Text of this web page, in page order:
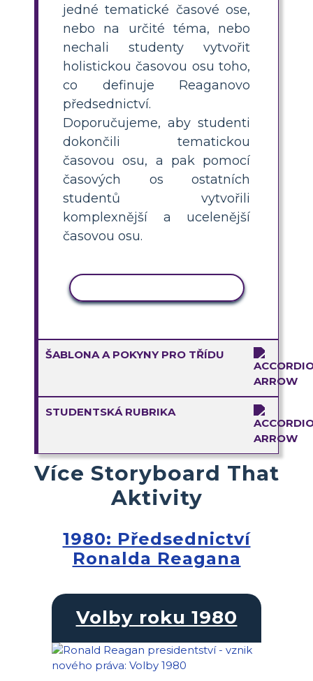
jedné tematické časové ose,
nebo na určité téma, nebo
nechali studenty vytvořit
holistickou časovou osu toho,
co definuje Reaganovo
předsednictví.
Doporučujeme, aby studenti
dokončili tematickou
časovou osu, a pak pomocí
časových os ostatních
studentů vytvořili
komplexnější a ucelenější
časovou osu.
ŠABLONA A POKYNY PRO TŘÍDU
STUDENTSKÁ RUBRIKA
Více Storyboard That
Aktivity
1980: Předsednictví
Ronalda Reagana
Volby roku 1980